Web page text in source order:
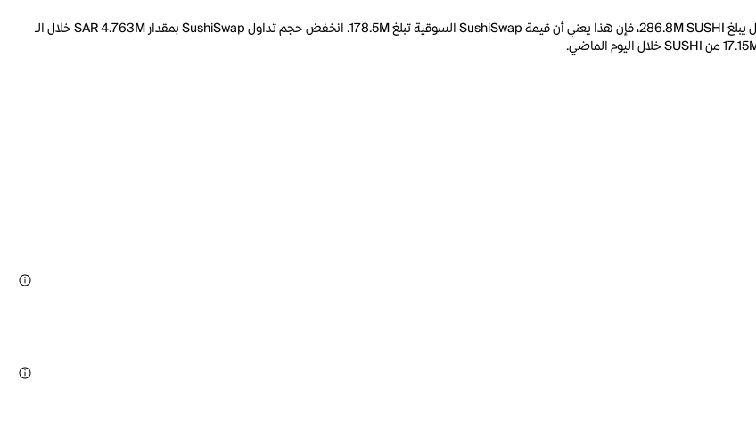
السعر الحالي لـ SushiSwap هو WBTC 0.000002546 لكل SUSHI. مع عرض متداول يبلغ 286.8M SUSHI، فإن هذا يعني أن قيمة SushiSwap السوقية تبلغ 178.5M. انخفض حجم تداول SushiSwap بمقدار SAR 4.763M خلال الـ